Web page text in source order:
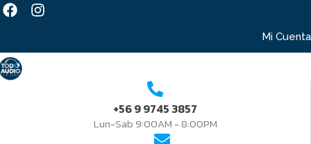
Mi Cuenta
+56 9 9745 3857
Lun-Sab 9:00AM - 8:00PM